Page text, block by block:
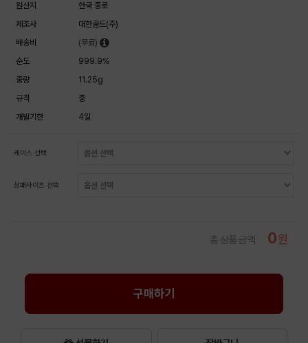
원산지
한국 종로
제조사
대한골드(주)
배송비
(무료)
순도
999.9%
중량
11.25g
규격
중
개발기한
4일
케이스 선택
상패사이즈 선택
총 상품 금액 0원
구매하기